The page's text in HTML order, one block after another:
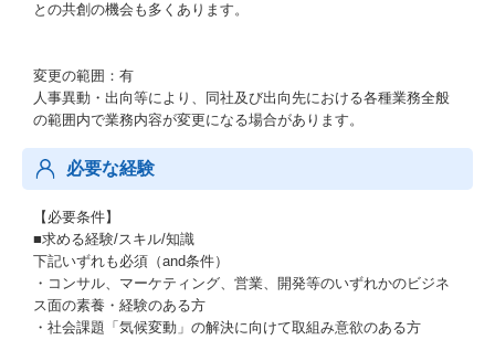
との共創の機会も多くあります。
変更の範囲：有
人事異動・出向等により、同社及び出向先における各種業務全般
の範囲内で業務内容が変更になる場合があります。
必要な経験
【必要条件】
■求める経験/スキル/知識
下記いずれも必須（and条件）
・コンサル、マーケティング、営業、開発等のいずれかのビジネ
ス面の素養・経験のある方
・社会課題「気候変動」の解決に向けて取組み意欲のある方